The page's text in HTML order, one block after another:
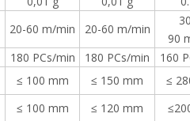
20-60 m/min 20-60 m/min
90
180 PCs/min 180 PCs/min 160
≤ 100 mm ≤ 150 mm ≤
≤ 100 mm ≤ 120 mm